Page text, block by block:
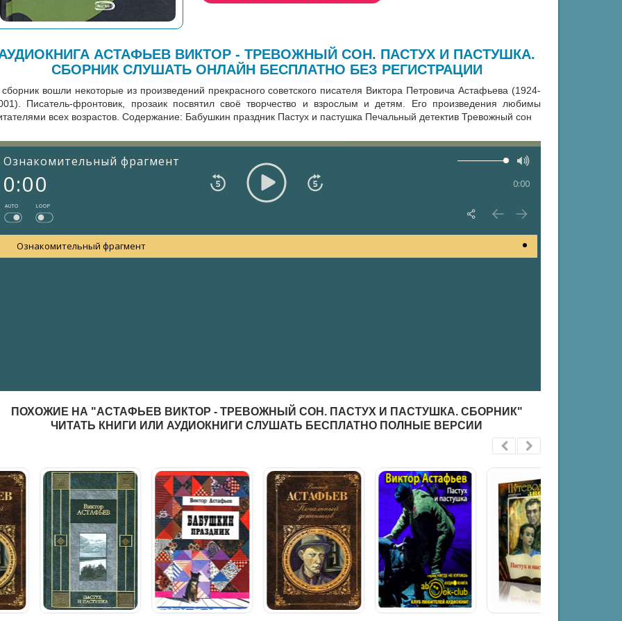
АСТАФЬЕВ ВИКТОР - ТРЕВОЖНЫЙ СОН. ПАСТУХ И ПАСТУШКА.
СБОРНИК СЛУШАТЬ ОНЛАЙН БЕСПЛАТНО БЕЗ РЕГИСТРАЦИИ
вошли некоторые из произведений прекрасного советского писателя Виктора Петровича Астафьева (1924-
Писатель-фронтовик, прозаик посвятил своё творчество и взрослым и детям. Его произведения любимы
всех возрастов. Содержание: Бабушкин праздник Пастух и пастушка Печальный детектив Тревожный сон
Ознакомительный фрагмент
0:00 0:00
AUTO LOOP
Ознакомительный фрагмент
ПОХОЖИЕ НА "АСТАФЬЕВ ВИКТОР - ТРЕВОЖНЫЙ СОН. ПАСТУХ И ПАСТУШКА. СБОРНИК"
ЧИТАТЬ КНИГИ ИЛИ АУДИОКНИГИ СЛУШАТЬ БЕСПЛАТНО ПОЛНЫЕ ВЕРСИИ